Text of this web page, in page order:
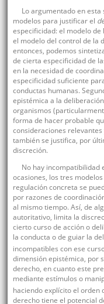
Lo argumentado en
modelos para justificar el
especificidad: el modelo
el modelo del control de la
entonces, podemos
de cierta especificidad de
en la necesidad de
especificidad suficiente
conductas humanas.
epistémica a la
organismos
forma de hacer probable
consideraciones
también se justifica, por
discreción.
No hay incompatibilidad
ocasiones, los tres
regulación concreta se
por razones de
al mismo tiempo. Así, de
autoritativo, limita la
cierto curso de acción o
la conducta o de guiar la
incompatibles con ese
dimensión epistémica, por
derecho, en cuanto este
mediante estímulos o
haciendo explícito el orden
derecho tiene el potencial